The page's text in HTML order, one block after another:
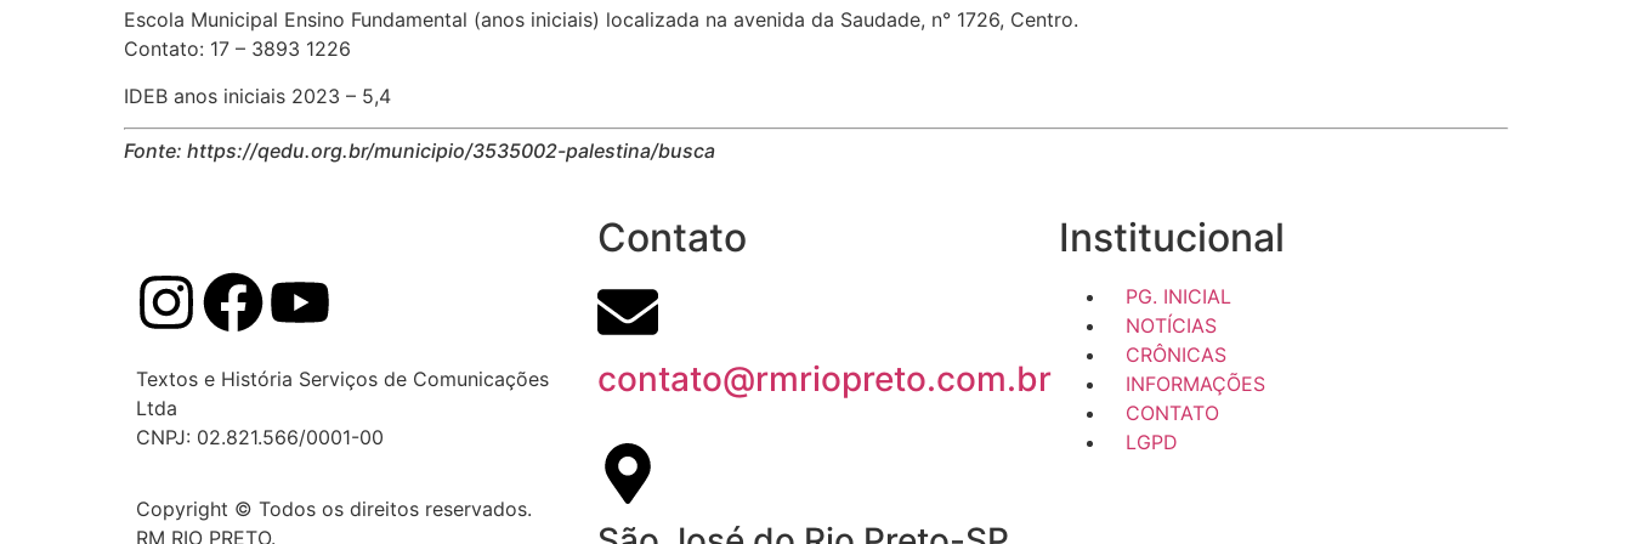
Escola Municipal Ensino Fundamental (anos iniciais) localizada na avenida da Saudade, n° 1726, Centro.
Contato: 17 – 3893 1226
IDEB anos iniciais 2023 – 5,4
Fonte: https://qedu.org.br/municipio/3535002-palestina/busca
Textos e História Serviços de Comunicações
Ltda
CNPJ: 02.821.566/0001-00
Copyright © Todos os direitos reservados.
RM RIO PRETO.
Contato
contato@rmriopreto.com.br
Institucional
PG. INICIAL
NOTÍCIAS
CRÔNICAS
INFORMAÇÕES
CONTATO
LGPD